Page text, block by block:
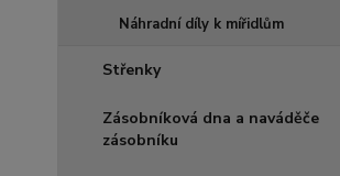
Náhradní díly k mířidlům
Střenky
Zásobníková dna a naváděče
zásobníku